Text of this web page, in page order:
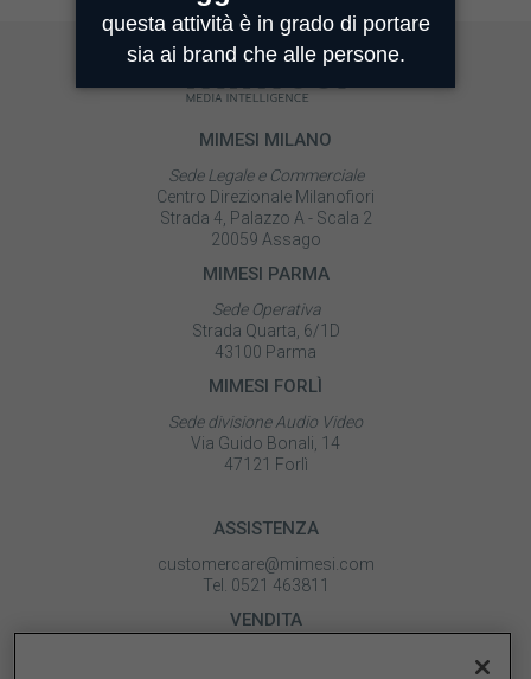
MIMESI MILANO
Sede Legale e Commerciale
Centro Direzionale Milanofiori
Strada 4, Palazzo A - Scala 2
20059 Assago
MIMESI PARMA
Sede Operativa
Strada Quarta, 6/1D
43100 Parma
MIMESI FORLÌ
Sede divisione Audio Video
Via Guido Bonali, 14
47121 Forlì
ASSISTENZA
customercare@mimesi.com
Tel. 0521 463811
VENDITA